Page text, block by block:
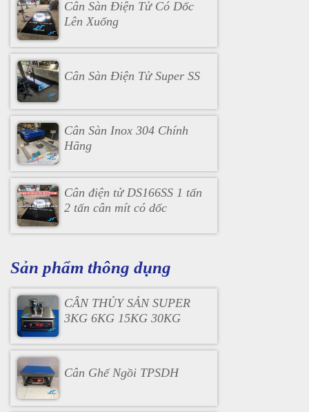
Cân Sàn Điện Tử Có Dốc
Lên Xuống
Cân Sàn Điện Tử Super SS
Cân Sàn Inox 304 Chính
Hãng
Cân điện tử DS166SS 1 tấn
2 tấn cân mít có dốc
Sản phẩm thông dụng
CÂN THỦY SẢN SUPER
3KG 6KG 15KG 30KG
Cân Ghế Ngồi TPSDH